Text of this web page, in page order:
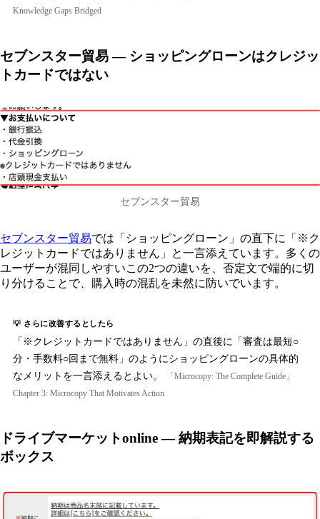
Knowledge Gaps Bridged
セブンスター貿易 — ショッピングローンはクレジッ
トカードではない
セブンスター貿易
セブンスター貿易では「ショッピングローン」の直下に「※ク
レジットカードではありません」と一言添えています。多くの
ユーザーが混同しやすいこの2つの違いを、否定文で端的に切
り分けることで、購入時の混乱を未然に防いでいます。
💡 さらに改善するとしたら
「※クレジットカードではありません」の直後に「審査は最短○
分・手数料○回まで無料」のようにショッピングローンの具体的
なメリットを一言添えるとよい。
「Microcopy: The Complete Guide」
Chapter 3: Microcopy That Motivates Action
ドライブマーケットonline — 納期表記を即解説する
ボックス